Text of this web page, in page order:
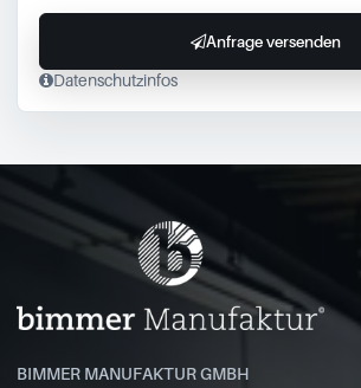
Datenschutzinfos
Anfrage versenden
BIMMER MANUFAKTUR GMBH